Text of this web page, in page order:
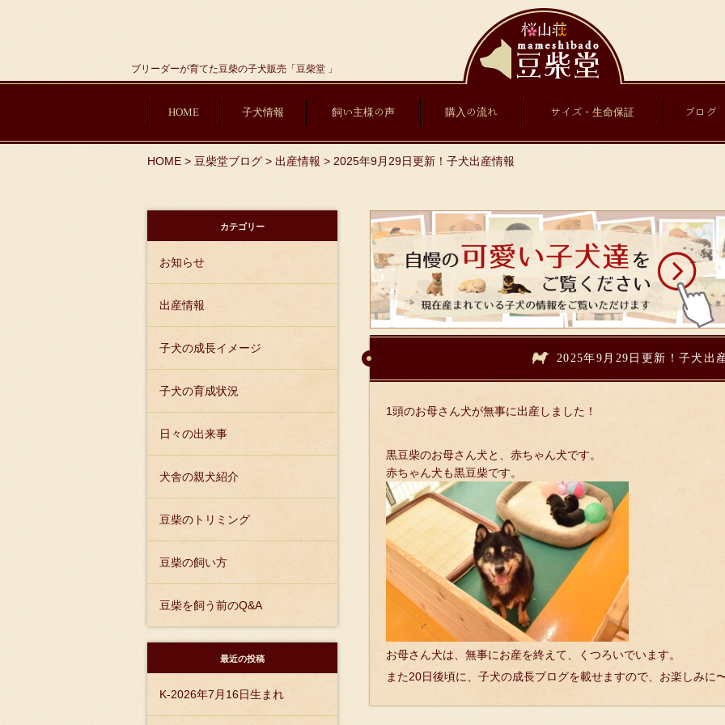
ブリーダーが育てた豆柴の子犬販売「豆柴堂 」
HOME 子犬情報 飼い主様の声 購入の流れ サイズ・生命保証 ブログ
HOME > 豆柴堂ブログ > 出産情報 > 2025年9月29日更新！子犬出産情報
2025年9月29日更新！子犬出
1頭のお母さん犬が無事に出産しました！
黒豆柴のお母さん犬と、赤ちゃん犬です。
赤ちゃん犬も黒豆柴です。
お母さん犬は、無事にお産を終えて、くつろいでいます。
また20日後頃に、子犬の成長ブログを載せますので、お楽しみに
カテゴリー
お知らせ
出産情報
子犬の成長イメージ
子犬の育成状況
日々の出来事
犬舎の親犬紹介
豆柴のトリミング
豆柴の飼い方
豆柴を飼う前のQ&A
最近の投稿
K-2026年7月16日生まれ